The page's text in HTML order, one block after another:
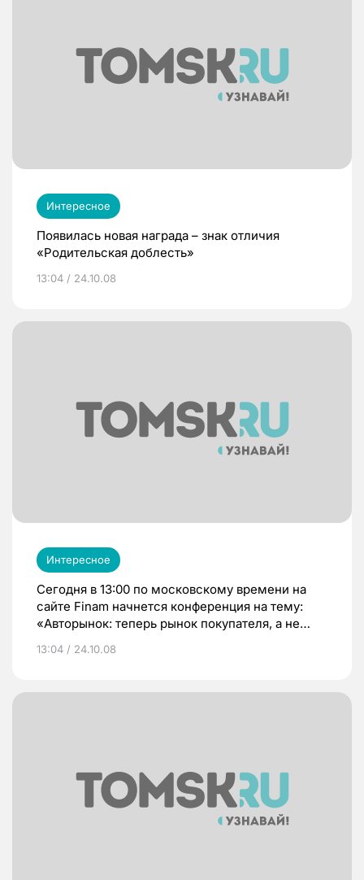
Интересное
Появилась новая награда – знак отличия
«Родительская доблесть»
13:04 / 24.10.08
Интересное
Сегодня в 13:00 по московскому времени на
сайте Finam начнется конференция на тему:
«Авторынок: теперь рынок покупателя, а не
заманчивых скидок и спецпредложений на
производители на динамично развивающемся
13:04 / 24.10.08